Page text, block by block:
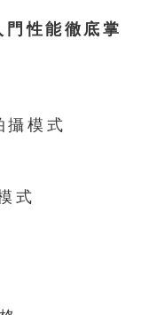
性能徹底掌
攝模式
式